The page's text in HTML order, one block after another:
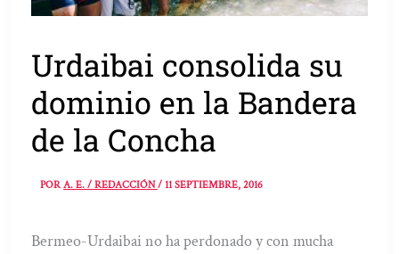
Urdaibai consolida su
dominio en la Bandera
de la Concha
PORA. E. / REDACCIÓN/11 SEPTIEMBRE, 2016
Bermeo-Urdaibai no ha perdonado y con mucha